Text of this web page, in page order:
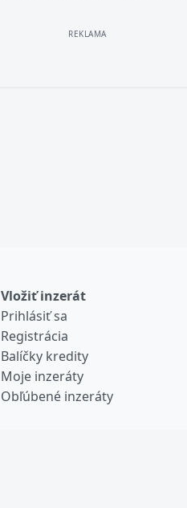
Vložiť inzerát
Prihlásiť sa
Registrácia
Balíčky kredity
Moje inzeráty
Obľúbené inzeráty